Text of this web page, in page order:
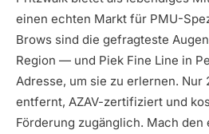
einen echten Markt für PMU-
Brows sind die gefragteste
Region — und Piek Fine Line in
Adresse, um sie zu erlernen. Nur
entfernt, AZAV-zertifiziert und
Förderung zugänglich. Mach